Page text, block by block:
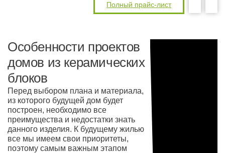
Полный прайс-лист
Особенности проектов
домов из керамических
блоков
Перед выбором плана и материала,
из которого будущей дом будет
построен, необходимо все
преимущества и недостатки знать
данного изделия. К будущему жилью
все мы имеем свои приоритеты,
поэтому самым важным этапом